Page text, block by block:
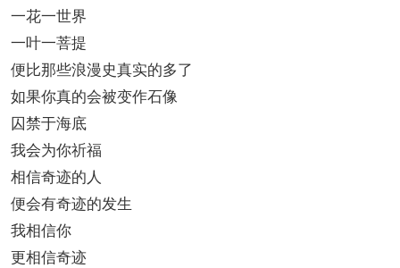
一花一世界
一叶一菩提
便比那些浪漫史真实的多了
如果你真的会被变作石像
囚禁于海底
我会为你祈福
相信奇迹的人
便会有奇迹的发生
我相信你
更相信奇迹